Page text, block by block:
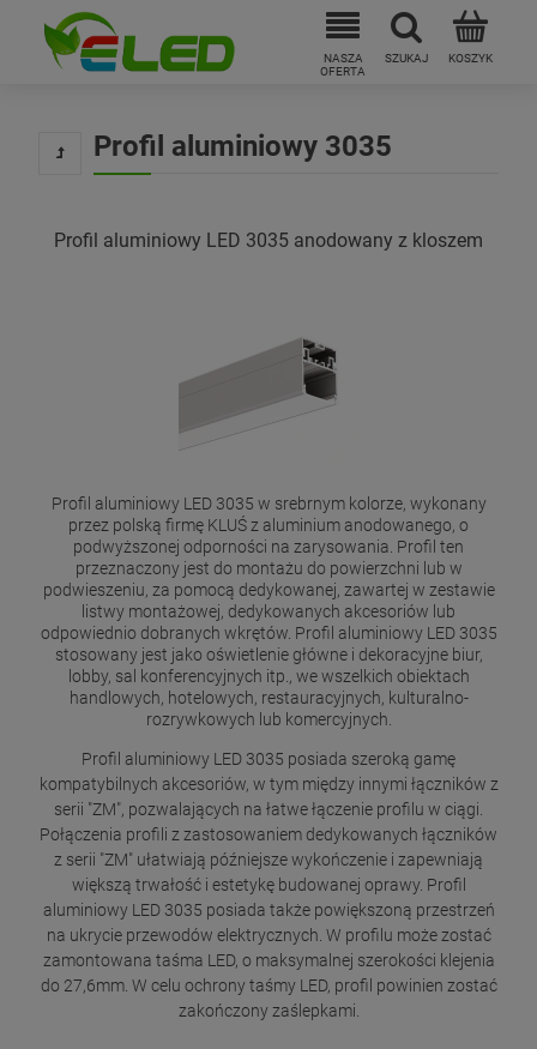
Profil aluminiowy 3035
Profil aluminiowy LED 3035 anodowany z kloszem
Profil aluminiowy LED 3035 w srebrnym kolorze, wykonany
przez polską firmę KLUŚ z aluminium anodowanego, o
podwyższonej odporności na zarysowania. Profil ten
przeznaczony jest do montażu do powierzchni lub w
podwieszeniu, za pomocą dedykowanej, zawartej w zestawie
listwy montażowej, dedykowanych akcesoriów lub
odpowiednio dobranych wkrętów. Profil aluminiowy LED 3035
stosowany jest jako oświetlenie główne i dekoracyjne biur,
lobby, sal konferencyjnych itp., we wszelkich obiektach
handlowych, hotelowych, restauracyjnych, kulturalno-
rozrywkowych lub komercyjnych.
Profil aluminiowy LED 3035 posiada szeroką gamę
kompatybilnych akcesoriów, w tym między innymi łączników z
serii "ZM", pozwalających na łatwe łączenie profilu w ciągi.
Połączenia profili z zastosowaniem dedykowanych łączników
z serii "ZM" ułatwiają późniejsze wykończenie i zapewniają
większą trwałość i estetykę budowanej oprawy. Profil
aluminiowy LED 3035 posiada także powiększoną przestrzeń
na ukrycie przewodów elektrycznych. W profilu może zostać
zamontowana taśma LED, o maksymalnej szerokości klejenia
do 27,6mm. W celu ochrony taśmy LED, profil powinien zostać
zakończony zaślepkami.